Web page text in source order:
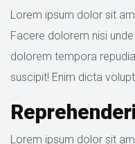
Lorem ipsum dolor sit
Facere dolorem nisi
dolorem tempora
uscipit! Enim dicta
Lorem ipsum dolor sit